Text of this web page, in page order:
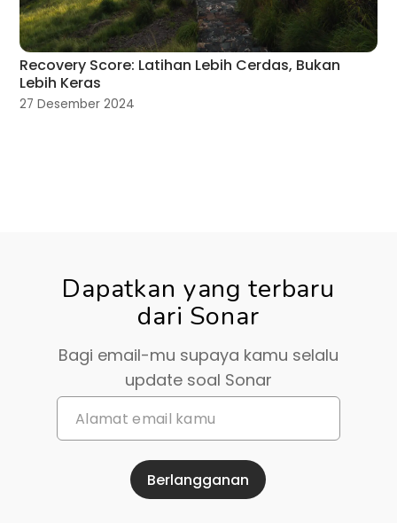
Recovery Score: Latihan Lebih Cerdas, Bukan
Lebih Keras
27 Desember 2024
Dapatkan yang terbaru
dari Sonar
Bagi email-mu supaya kamu selalu
update soal Sonar
Berlangganan